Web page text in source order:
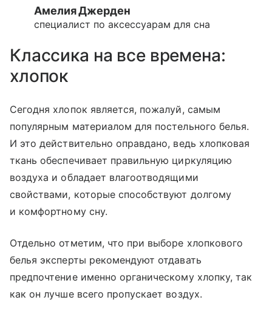
Амелия Джерден
специалист по аксессуарам для сна
Классика на все времена:
хлопок
Сегодня хлопок является, пожалуй, самым
популярным материалом для постельного белья.
И это действительно оправдано, ведь хлопковая
ткань обеспечивает правильную циркуляцию
воздуха и обладает влагоотводящими
свойствами, которые способствуют долгому
и комфортному сну.
Отдельно отметим, что при выборе хлопкового
белья эксперты рекомендуют отдавать
предпочтение именно органическому хлопку, так
как он лучше всего пропускает воздух.